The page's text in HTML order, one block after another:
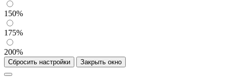
150%
175%
200%
Сбросить настройки Закрыть окно